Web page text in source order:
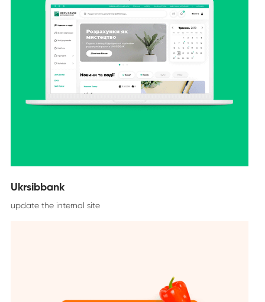
Ukrsibbank
update the internal site